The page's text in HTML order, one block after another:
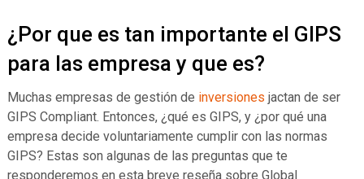
¿Por que es tan importante el GIPS
para las empresa y que es?
Muchas empresas de gestión de inversiones jactan de ser
GIPS Compliant. Entonces, ¿qué es GIPS, y ¿por qué una
empresa decide voluntariamente cumplir con las normas
GIPS? Estas son algunas de las preguntas que te
responderemos en esta breve reseña sobre Global